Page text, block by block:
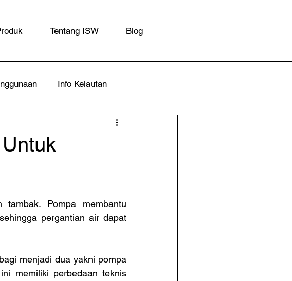
Tentang ISW Blog
Info Kelautan
Pompa membantu
pergantian air dapat
menjadi dua yakni pompa
memiliki perbedaan teknis